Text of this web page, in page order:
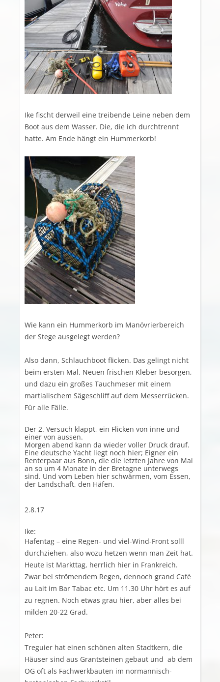
Ike fischt derweil eine treibende Leine neben dem
Boot aus dem Wasser. Die, die ich durchtrennt
hatte. Am Ende hängt ein Hummerkorb!
Wie kann ein Hummerkorb im Manövrierbereich
der Stege ausgelegt werden?
Also dann, Schlauchboot flicken. Das gelingt nicht
beim ersten Mal. Neuen frischen Kleber besorgen,
und dazu ein großes Tauchmeser mit einem
martialischem Sägeschliff auf dem Messerrücken.
Für alle Fälle.
Der 2. Versuch klappt, ein Flicken von inne und
einer von aussen.
Morgen abend kann da wieder voller Druck drauf.
Eine deutsche Yacht liegt noch hier; Eigner ein
Renterpaar aus Bonn, die die letzten Jahre von Mai
an so um 4 Monate in der Bretagne unterwegs
sind. Und vom Leben hier schwärmen, vom Essen,
der Landschaft, den Häfen.
2.8.17
Ike:
Hafentag – eine Regen- und viel-Wind-Front solll
durchziehen, also wozu hetzen wenn man Zeit hat.
Heute ist Markttag, herrlich hier in Frankreich.
Zwar bei strömendem Regen, dennoch grand Café
au Lait im Bar Tabac etc. Um 11.30 Uhr hört es auf
zu regnen. Noch etwas grau hier, aber alles bei
milden 20-22 Grad.
Peter:
Treguier hat einen schönen alten Stadtkern, die
Häuser sind aus Grantsteinen gebaut und ab dem
OG oft als Fachwerkbauten im normannisch-